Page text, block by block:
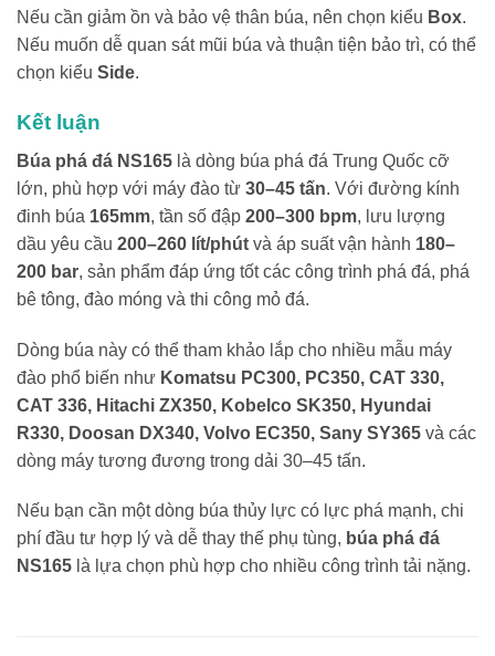
Nếu cần giảm ồn và bảo vệ thân búa, nên chọn kiểu Box.
Nếu muốn dễ quan sát mũi búa và thuận tiện bảo trì, có thể
chọn kiểu Side.
Kết luận
Búa phá đá NS165 là dòng búa phá đá Trung Quốc cỡ
lớn, phù hợp với máy đào từ 30–45 tấn. Với đường kính
đinh búa 165mm, tần số đập 200–300 bpm, lưu lượng
dầu yêu cầu 200–260 lít/phút và áp suất vận hành 180–
200 bar, sản phẩm đáp ứng tốt các công trình phá đá, phá
bê tông, đào móng và thi công mỏ đá.
Dòng búa này có thể tham khảo lắp cho nhiều mẫu máy
đào phổ biến như Komatsu PC300, PC350, CAT 330,
CAT 336, Hitachi ZX350, Kobelco SK350, Hyundai
R330, Doosan DX340, Volvo EC350, Sany SY365 và các
dòng máy tương đương trong dải 30–45 tấn.
Nếu bạn cần một dòng búa thủy lực có lực phá mạnh, chi
phí đầu tư hợp lý và dễ thay thế phụ tùng, búa phá đá
NS165 là lựa chọn phù hợp cho nhiều công trình tải nặng.